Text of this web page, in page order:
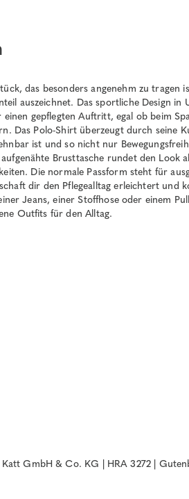
das besonders angenehm zu tragen
auszeichnet. Das sportliche Design in
gepflegten Auftritt, egal ob beim
Das Polo-Shirt überzeugt durch seine
ist und so nicht nur
Brusttasche rundet den Look
Die normale Passform steht für
dir den Pflegealltag erleichtert und
Jeans, einer Stoffhose oder einem
Outfits für den Alltag.
GmbH & Co. KG | HRA 3272 |